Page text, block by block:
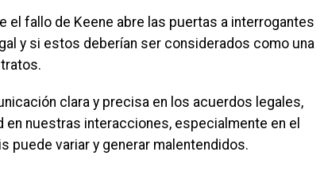
el fallo de Keene abre las puertas a interrogantes
y si estos deberían ser considerados como una
clara y precisa en los acuerdos legales,
nuestras interacciones, especialmente en el
puede variar y generar malentendidos.